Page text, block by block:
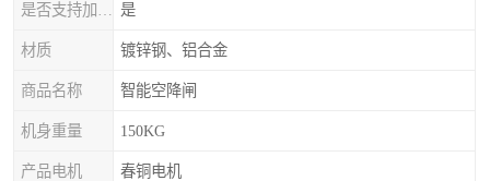
是
材质 镀锌钢、铝合金
商品名称 智能空降闸
机身重量 150KG
产品电机 春铜电机